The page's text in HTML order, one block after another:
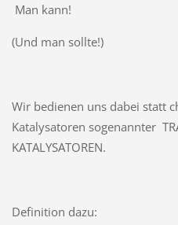
Man kann!
(Und man sollte!)
Wir bedienen uns dabei statt
Katalysatoren sogenannter
KATALYSATOREN.
Definition dazu: